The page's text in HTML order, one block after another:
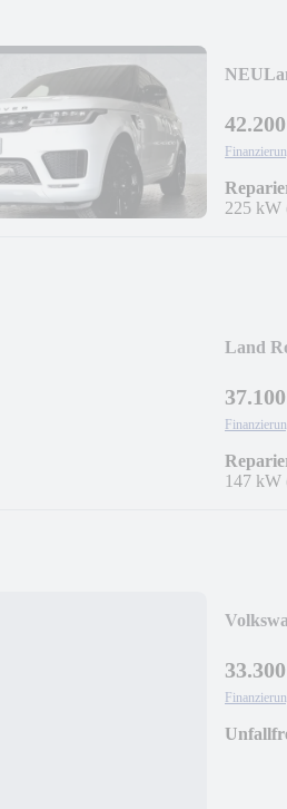
NEU
225 kW
Land
147 kW